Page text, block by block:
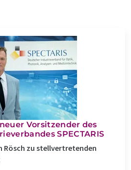
Vorsitzender des
SPECTARIS
Rösch zu stellvertretenden